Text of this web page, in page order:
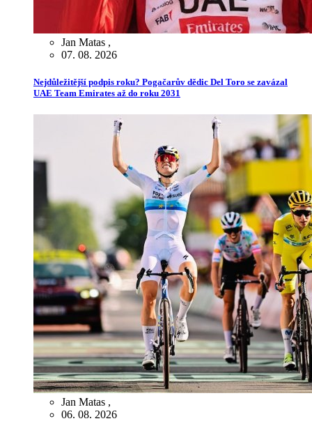
Jan Matas ,
07. 08. 2026
Nejdůležitější podpis roku? Pogačarův dědic Del Toro se zavázal
UAE Team Emirates až do roku 2031
Jan Matas ,
06. 08. 2026